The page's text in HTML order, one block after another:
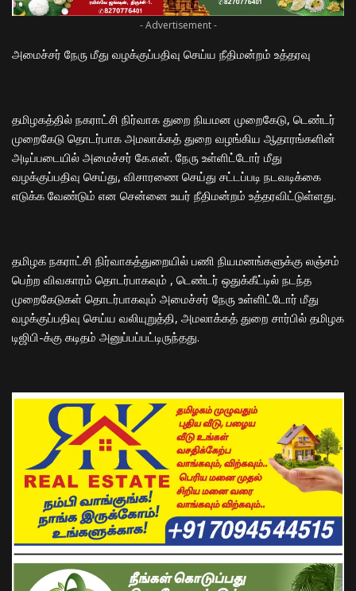
- Advertisement -
அமைச்சர் நேரு மீது வழக்குப்பதிவு செய்ய நீதிமன்றம் உத்தரவு
தமிழகத்தில் நகராட்சி நிர்வாக துறை நியமன முறைகேடு, டெண்டர்
முறைகேடு தொடர்பாக அமலாக்கத் துறை வழங்கிய ஆதாரங்களின்
அடிப்படையில் அமைச்சர் கே.என். நேரு உள்ளிட்டோர் மீது
வழக்குப்பதிவு செய்து, விசாரணை செய்து சட்டப்படி நடவடிக்கை
எடுக்க வேண்டும் என சென்னை உயர் நீதிமன்றம் உத்தரவிட்டுள்ளது.
தமிழக நகராட்சி நிர்வாகத்துறையில் பணி நியமனங்களுக்கு லஞ்சம்
பெற்ற விவகாரம் தொடர்பாகவும் , டெண்டர் ஒதுக்கீட்டில் நடந்த
முறைகேடுகள் தொடர்பாகவும் அமைச்சர் நேரு உள்ளிட்டோர் மீது
வழக்குப்பதிவு செய்ய வலியுறுத்தி, அமலாக்கத் துறை சார்பில் தமிழக
டிஜிபி-க்கு கடிதம் அனுப்பப்பட்டிருந்தது.